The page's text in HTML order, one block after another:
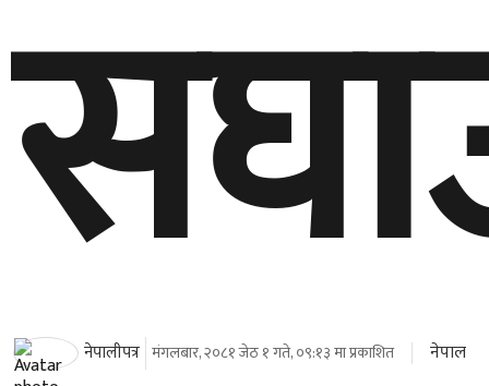
नेपालीपत्र मंगलबार, २०८१ जेठ १ गते, ०९:१३ मा प्रकाशित नेपाल